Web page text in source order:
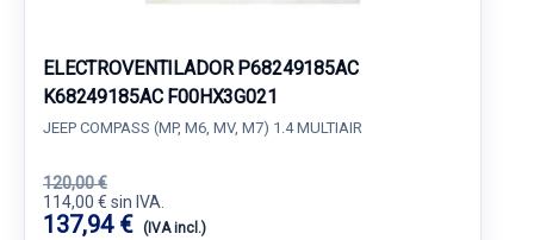
ELECTROVENTILADOR P68249185AC
K68249185AC F00HX3G021
JEEP COMPASS (MP, M6, MV, M7) 1.4 MULTIAIR
120,00 €
114,00 € sin IVA.
137,94 € (IVA incl.)